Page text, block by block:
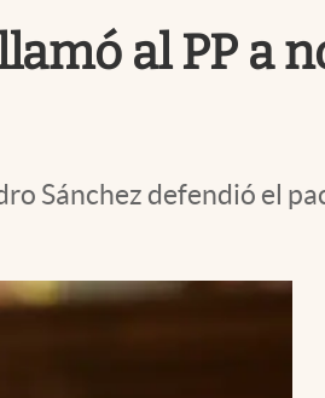
al PP a
Sánchez defendió el